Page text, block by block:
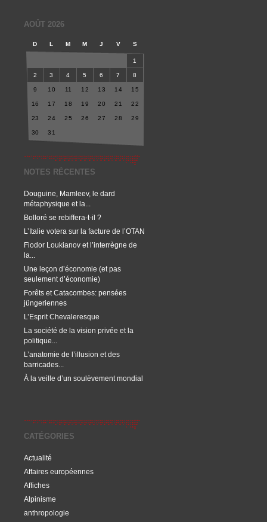
AOÛT 2026
D L M M J V S
1
2 3 4 5 6 7 8
9 10 11 12 13 14 15
16 17 18 19 20 21 22
23 24 25 26 27 28 29
30 31
NOTES RÉCENTES
Douguine, Mamleev, le dard
métaphysique et la...
Bolloré se rebiffera-t-il ?
L’Italie votera sur la facture de l’OTAN
Fiodor Loukianov et l’interrègne de
la...
Une leçon d’économie (et pas
seulement d’économie)
Forêts et Catacombes: pensées
jüngeriennes
L’Esprit Chevaleresque
La société de la vision privée et la
politique...
L’anatomie de l’illusion et des
barricades...
À la veille d’un soulèvement mondial
CATÉGORIES
Actualité
Affaires européennes
Affiches
Alpinisme
anthropologie